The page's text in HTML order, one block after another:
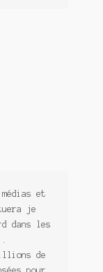
et
je
dans les
de